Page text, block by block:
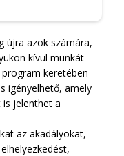
újra azok számára,
kívül munkát
keretében
igényelhető, amely
jelenthet a
az akadályokat,